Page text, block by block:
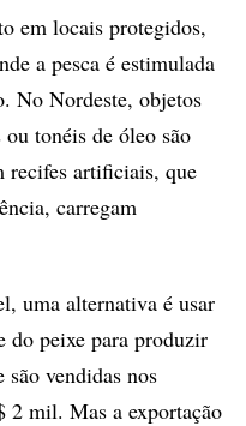
em locais protegidos,
a pesca é estimulada
No Nordeste, objetos
tonéis de óleo são
recifes artificiais, que
carregam
uma alternativa é usar
do peixe para produzir
são vendidas nos
2 mil. Mas a exportação